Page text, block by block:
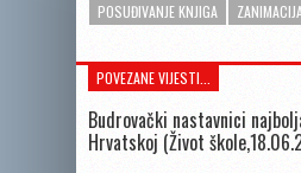
POSUĐIVANJE KNJIGA
POVEZANE VIJESTI...
Budrovački nastavnici
Hrvatskoj (Život